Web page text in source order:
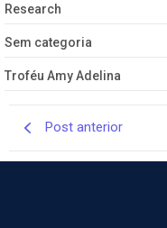
Research
Sem categoria
Troféu Amy Adelina
Post anterior